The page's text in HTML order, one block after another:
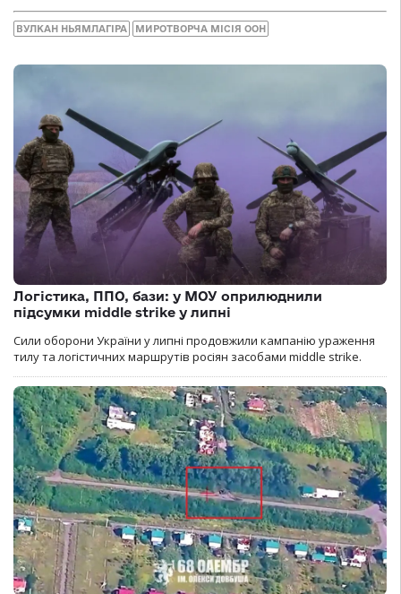
ВУЛКАН НЬЯМЛАГІРА МИРОТВОРЧА МІСІЯ ООН
Логістика, ППО, бази: у МОУ оприлюднили
підсумки middle strike у липні
Сили оборони України у липні продовжили кампанію ураження
тилу та логістичних маршрутів росіян засобами middle strike.